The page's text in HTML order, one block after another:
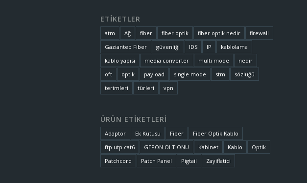
ETİKETLER
atm Ağ fiber fiber optik fiber optik nedir
firewall
Gaziantep Fiber
güvenliği IDS IP
kablolama
kablo yapisi
media converter multi mode
nedir
oft
optik payload single mode stm
sözlüğü
terimleri
türleri vpn
ÜRÜN ETİKETLERİ
Adaptor Ek Kutusu Fiber
Fiber Optik Kablo
ftp utp cat6
GEPON OLT ONU Kabinet Kablo
Optik
Patchcord
Patch Panel Pigtail Zayiflatici